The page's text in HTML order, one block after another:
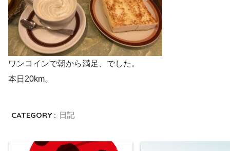
ワンコインで朝から満足、でした。
本日20km。
CATEGORY : 日記